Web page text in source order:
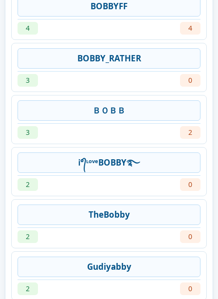
BOBBYㅤFF
4 4
BOBBY_RATHER
3 0
ＢＯＢＢ
3 2
Ꭵ°᭄ᶫᵒᵛᵉBOBBY࿐
2 0
TheBobby
2 0
Gudiyabby
2 0